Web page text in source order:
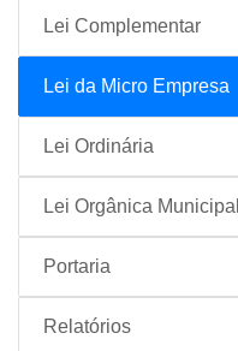
Lei Complementar
Lei da Micro Empresa
Lei Ordinária
Lei Orgânica Municipal
Portaria
Relatórios